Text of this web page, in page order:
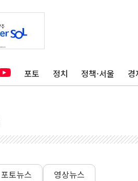
포토 정치 정책·서울 경
포토뉴스 영상뉴스